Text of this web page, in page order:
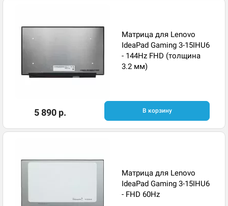
Матрица для Lenovo
IdeaPad Gaming 3-15IHU6
- 144Hz FHD (толщина
3.2 мм)
5 890 р. В корзину
Матрица для Lenovo
IdeaPad Gaming 3-15IHU6
- FHD 60Hz